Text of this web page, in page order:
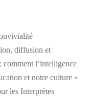
diffusion et
comment l’intelligence
et notre culture »
les Interprètes